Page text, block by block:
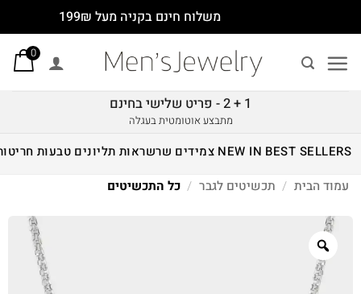
משלוח חינם בקניה מעל 199₪
0
1 + 2 - פריט שלישי בחינם
מתבצע אוטומטית בעגלה
BEST SELLERS
NEW IN צמידים שרשראותתליונים טבעותחריטות
עמוד הבית
/ תכשיטים לגבר / כל התכשיטים
Zoom